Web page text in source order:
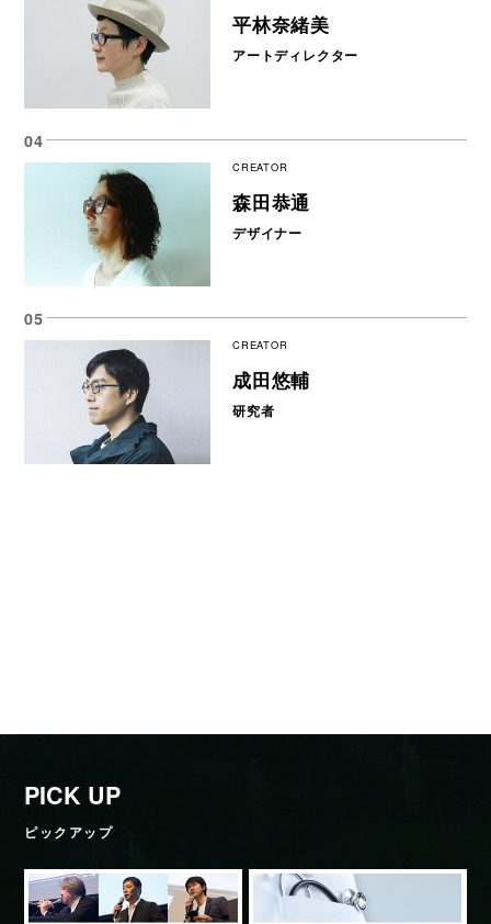
平林奈緒美
アートディレクター
CREATOR
森田恭通
デザイナー
CREATOR
成田悠輔
研究者
PICK UP
ピックアップ